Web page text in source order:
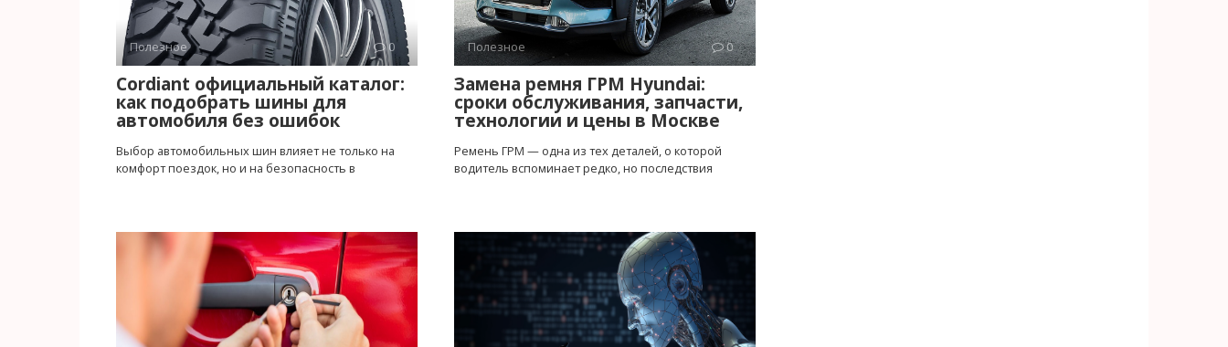
Полезное 0
Cordiant официальный каталог:
как подобрать шины для
автомобиля без ошибок
Выбор автомобильных шин влияет не только на
комфорт поездок, но и на безопасность в
Полезное 0
Замена ремня ГРМ Hyundai:
сроки обслуживания, запчасти,
технологии и цены в Москве
Ремень ГРМ — одна из тех деталей, о которой
водитель вспоминает редко, но последствия